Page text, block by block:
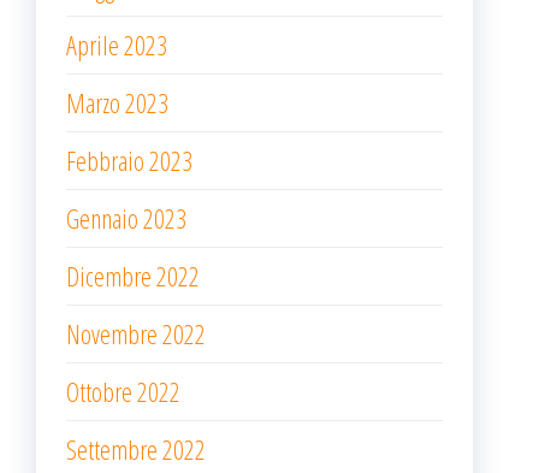
Aprile 2023
Marzo 2023
Febbraio 2023
Gennaio 2023
Dicembre 2022
Novembre 2022
Ottobre 2022
Settembre 2022